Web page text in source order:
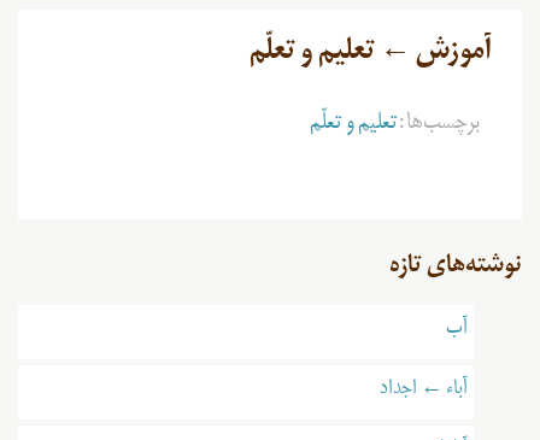
آموزش ← تعلیم و تعلّم
برچسب‌ها: تعلیم و تعلّم
نوشته‌های تازه
آب
آباء ← اجداد